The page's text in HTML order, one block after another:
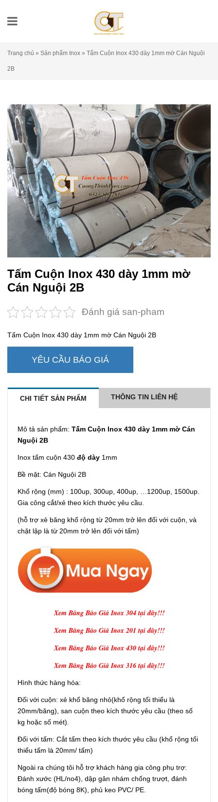
Trang chủ » Sản phẩm Inox » Tấm Cuộn Inox 430 dày 1mm mờ Cán Nguội
2B
Tấm Cuộn Inox 430 dày 1mm mờ
Cán Nguội 2B
Đánh giá san-pham
Tấm Cuộn Inox 430 dày 1mm mờ Cán Nguội 2B
YÊU CẦU BÁO GIÁ
CHI TIẾT SẢN PHẨM THÔNG TIN LIÊN HỆ
Mô tả sản phẩm: Tấm Cuộn Inox 430 dày 1mm mờ Cán
Nguội 2B
Inox tấm cuộn 430 độ dày 1mm
Bề mặt: Cán Nguội 2B
Khổ rộng (mm) : 100up, 300up, 400up, …1200up, 1500up.
Gia công cắt/xẻ theo kích thước yêu cầu.
(hỗ trợ xẻ băng khổ rộng từ 20mm trở lên đối với cuộn, và
chặt lập là từ 20mm trở lên đối với tấm)
Xem Bảng Báo Giá Inox 304 tại đây!!!
Xem Bảng Báo Giá Inox 201 tại đây!!!
Xem Bảng Báo Giá Inox 430 tại đây!!!
Xem Bảng Báo Giá Inox 316 tại đây!!!
Hình thức hàng hóa:
Đối với cuộn: xẻ khổ băng nhỏ(khổ rộng tối thiểu là
20mm/băng), san cuộn theo kích thước yêu cầu (theo số
kg hoặc số mét).
Đối với tấm: Cắt tấm theo kích thước yêu cầu (khổ rộng tối
thiểu tấm là 20mm/ tấm)
Ngoài ra chúng tôi hỗ trợ khách hàng gia công phụ trợ:
Đánh xước (HL/no4), dập gân nhám chống trượt, đánh
bóng tấm(độ bóng 8K), phủ keo PVC/ PE.